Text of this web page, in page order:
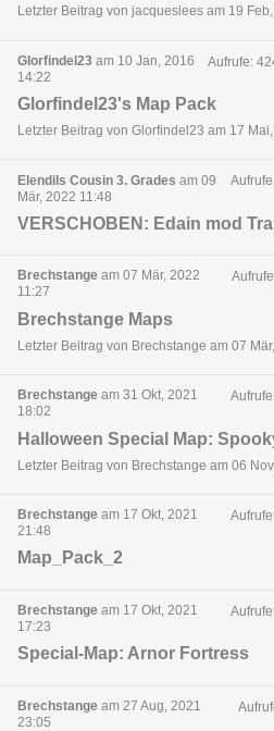
Letzter Beitrag von jacqueslees am 19
Glorfindel23 am 10 Jan, 2016
14:22
Aufrufe:
Glorfindel23's Map Pack
Letzter Beitrag von Glorfindel23 am 17
Elendils Cousin 3. Grades am 09
Mär, 2022 11:48
VERSCHOBEN: Edain mod
Brechstange am 07 Mär, 2022
11:27
Brechstange Maps
Letzter Beitrag von Brechstange am 07
Brechstange am 31 Okt, 2021
18:02
Halloween Special Map:
Letzter Beitrag von Brechstange am 06
Brechstange am 17 Okt, 2021
21:48
Map_Pack_2
Brechstange am 17 Okt, 2021
17:23
Special-Map: Arnor Fortress
Brechstange am 27 Aug, 2021
23:05